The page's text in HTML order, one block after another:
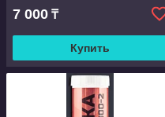
7 000 ₸
Купить